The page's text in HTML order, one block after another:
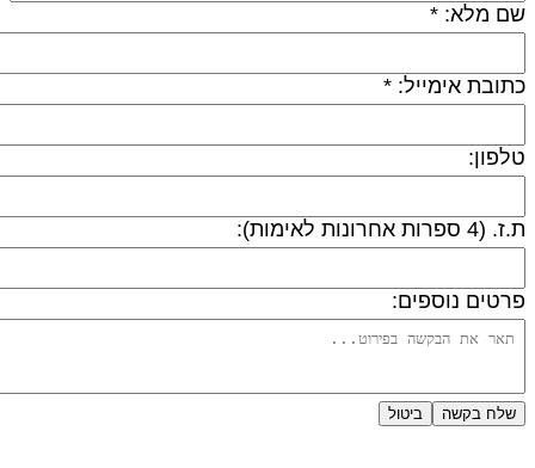
מלא: *
אימייל: *
ספרות אחרונות לאימות):
נוספים:
שלח בקשה ביטול